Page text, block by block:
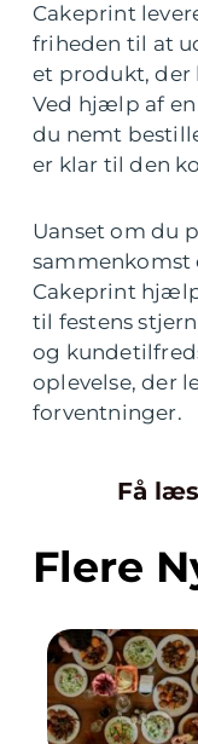
Cakeprint
friheden til at
et produkt, der
Ved hjælp af
du nemt
er klar til den
Uanset om du
sammenkomst
Cakeprint
til festens
og
oplevelse, der
forventninger.
Få
Flere